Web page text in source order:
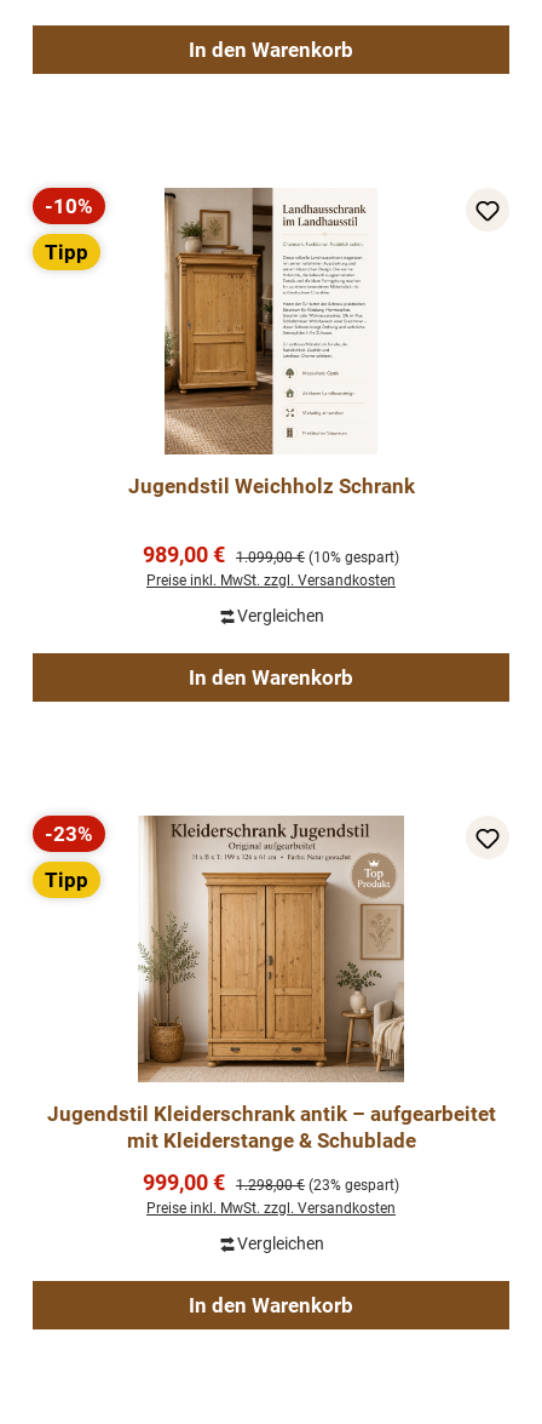
In den Warenkorb
Rabatt
-10%
Tipp
Jugendstil Weichholz Schrank
Verkaufspreis:
989,00 € Regulärer Preis:
1.099,00 € (10% gespart)
Preise inkl. MwSt. zzgl. Versandkosten
Vergleichen
In den Warenkorb
Rabatt
-23%
Tipp
Jugendstil Kleiderschrank antik – aufgearbeitet
mit Kleiderstange & Schublade
Verkaufspreis:
999,00 € Regulärer Preis:
1.298,00 € (23% gespart)
Preise inkl. MwSt. zzgl. Versandkosten
Vergleichen
In den Warenkorb